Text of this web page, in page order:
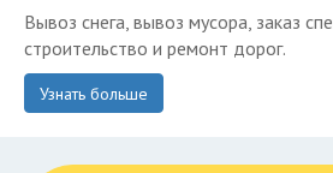
Вывоз снега, вывоз мусора, заказ
строительство и ремонт дорог.
Узнать больше